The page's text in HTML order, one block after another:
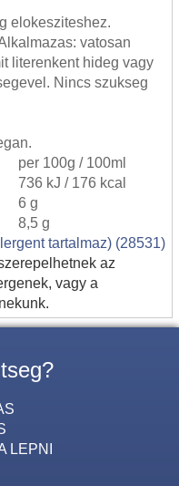
elokesziteshez.
vatosan
literenkent hideg vagy
Nincs szukseg
per 100g / 100ml
736 kJ / 176 kcal
6 g
8,5 g
tartalmaz) (28531)
az
vagy a
LEPNI